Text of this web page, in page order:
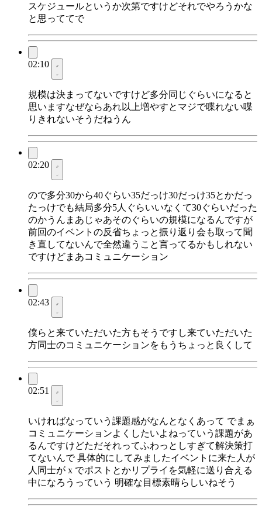
スケジュールというか次第ですけどそれでやろうかな
と思っててで
02:10
規模は決まってないですけど多分同じぐらいになると
思いますなぜならあれ以上増やすとマジで喋れない喋
りきれないそうだねうん
02:20
ので多分30から40ぐらい35だっけ30だっけ35とかだっ
たっけでも結局多分5人ぐらいいなくて30ぐらいだった
のかうんまあじゃあそのぐらいの規模になるんですが
前回のイベントの反省ちょっと振り返り会も取って聞
き直してないんで全然違うこと言ってるかもしれない
ですけどまあコミュニケーション
02:43
僕らと来ていただいた方もそうですし来ていただいた
方同士のコミュニケーションをもうちょっと良くして
02:51
いければなっていう課題感がなんとなくあって でまぁ
コミュニケーションよくしたいよねっていう課題があ
るんですけどただそれってふわっとしすぎて解決策打
てないんで 具体的にしてみましたイベントに来た人が
人同士が x でポストとかリプライを気軽に送り合える
中になろうっていう 明確な目標素晴らしいねそう